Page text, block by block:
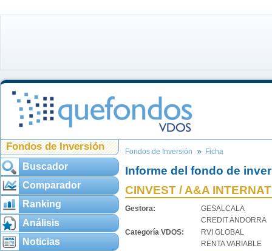
Fondos de Inversión
Buscador
Comparador
Ranking
Análisis
Noticias
Fondos de Inversión Ficha
Informe del fondo de
CINVEST / A&A
Gestora:
GESALCALA
CREDIT ANDORRA
Categoría VDOS:
RVI GLOBAL
RENTA VARIABLE